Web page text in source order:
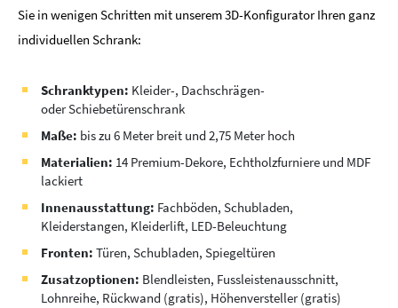
Sie in wenigen Schritten mit unserem 3D-Konfigurator Ihren ganz
individuellen Schrank:
Schranktypen: Kleider-, Dachschrägen-
oder Schiebetürenschrank
Maße: bis zu 6 Meter breit und 2,75 Meter hoch
Materialien: 14 Premium-Dekore, Echtholzfurniere und MDF
lackiert
Innenausstattung: Fachböden, Schubladen,
Kleiderstangen, Kleiderlift, LED-Beleuchtung
Fronten: Türen, Schubladen, Spiegeltüren
Zusatzoptionen: Blendleisten, Fussleistenausschnitt,
Lohnreihe, Rückwand (gratis), Höhenversteller (gratis)